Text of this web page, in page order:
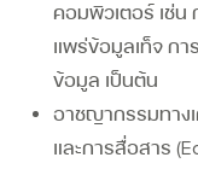
คอมพิวเตอร์ เช่น
แพร่ข้อมูลเท็จ กา
ข้อมูล เป็นต้น
อาชญากรรมทาง
และการสื่อสาร